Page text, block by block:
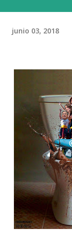
junio 03, 2018